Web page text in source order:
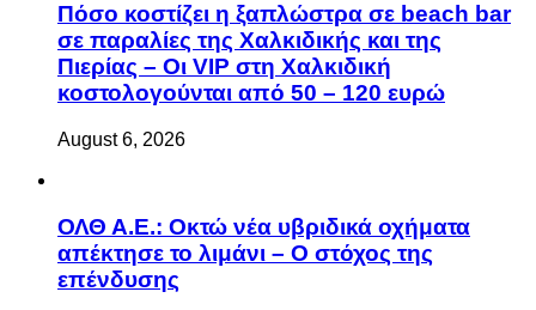
Πόσο κοστίζει η ξαπλώστρα σε beach bar
σε παραλίες της Χαλκιδικής και της
Πιερίας – Οι VIP στη Χαλκιδική
κοστολογούνται από 50 – 120 ευρώ
August 6, 2026
ΟΛΘ Α.Ε.: Οκτώ νέα υβριδικά οχήματα
απέκτησε το λιμάνι – Ο στόχος της
επένδυσης